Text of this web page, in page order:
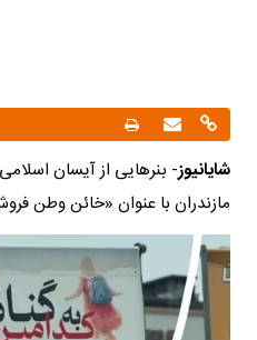
شایانیوز- بنرهایی از آیسان
مازندران با عنوان «خائن وطن